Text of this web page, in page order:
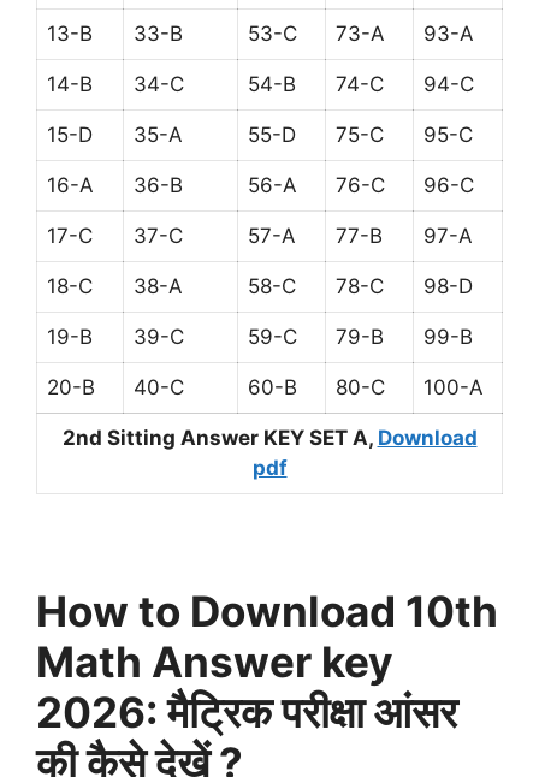
13-B 33-B 53-C 73-A 93-A
14-B 34-C 54-B 74-C 94-C
15-D 35-A 55-D 75-C 95-C
16-A 36-B 56-A 76-C 96-C
17-C 37-C 57-A 77-B 97-A
18-C 38-A 58-C 78-C 98-D
19-B 39-C 59-C 79-B 99-B
20-B 40-C 60-B 80-C 100-A
2nd Sitting Answer KEY SET A, Download
pdf
How to Download 10th
Math Answer key
2026: मैट्रिक परीक्षा आंसर
की कैसे देखें ?